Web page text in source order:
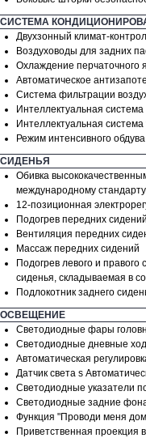
СИСТЕМА
Двухзонный климат-
Воздуховоды для задних
Охлаждение перчаточного
Автоматическое
Система фильтрации
Интеллектуальная
Интеллектуальная
Режим интенсивного
СИДЕНЬЯ
Обивка
международному стандарту
12-позиционная
Подогрев передних сидений
Вентиляция передних
Массаж передних сидений
Подогрев левого и правого
сиденья, складываемая в
Подлокотник заднего
ОСВЕЩЕНИЕ
Светодиодные фары
Светодиодные дневные
Автоматическая
Датчик света s
Светодиодные указатели
Светодиодные задние
Функция "Проводи меня
Приветственная проекция
КРЕДИТ:
Выберите модель
Выгода до2
при покупке
Кредит от